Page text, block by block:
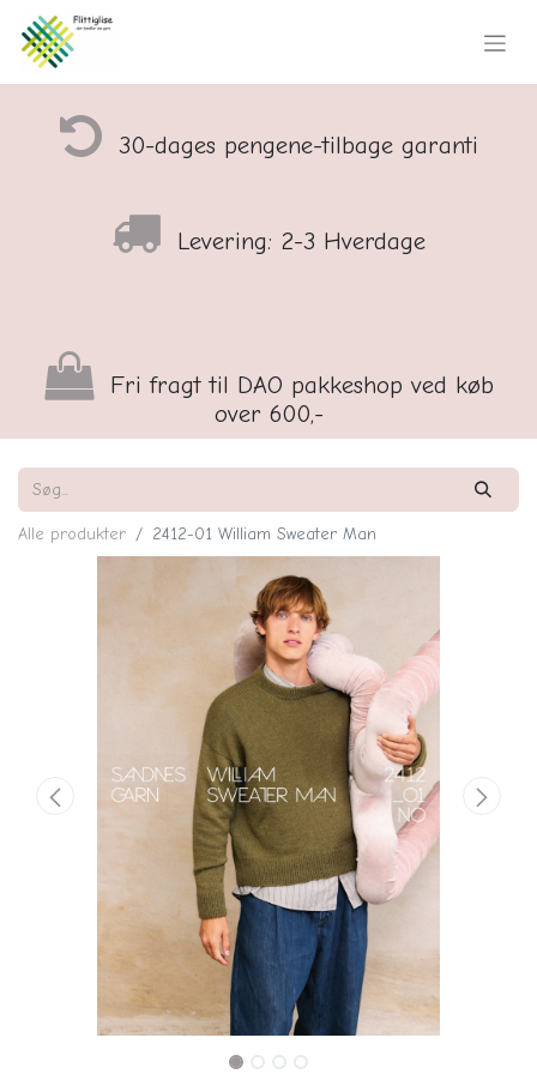
30-dages pengene-tilbage garanti
Levering: 2-3 Hverdage
Fri fragt til DAO pakkeshop ved køb
over 600,-
Alle produkter 2412-01 William Sweater Man